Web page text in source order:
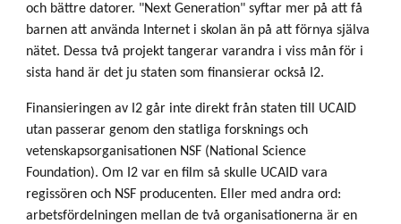
och bättre datorer. "Next Generation" syftar mer på att få
barnen att använda Internet i skolan än på att förnya själva
nätet. Dessa två projekt tangerar varandra i viss mån för i
sista hand är det ju staten som finansierar också I2.
Finansieringen av I2 går inte direkt från staten till UCAID
utan passerar genom den statliga forsknings och
vetenskapsorganisationen NSF (National Science
Foundation). Om I2 var en film så skulle UCAID vara
regissören och NSF producenten. Eller med andra ord:
arbetsfördelningen mellan de två organisationerna är en